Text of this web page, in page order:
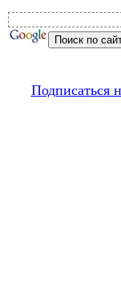
Подписаться